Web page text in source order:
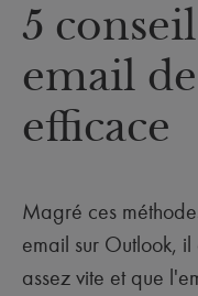
5
email
efficace
Magré ces
email sur Outlook,
assez vite et que